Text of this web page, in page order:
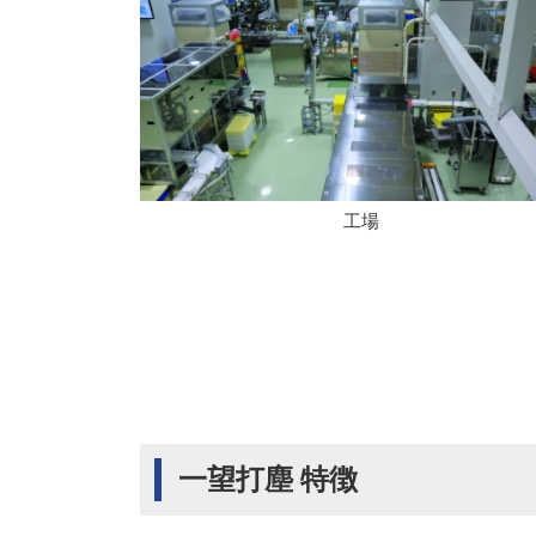
工場
一望打塵 特徴